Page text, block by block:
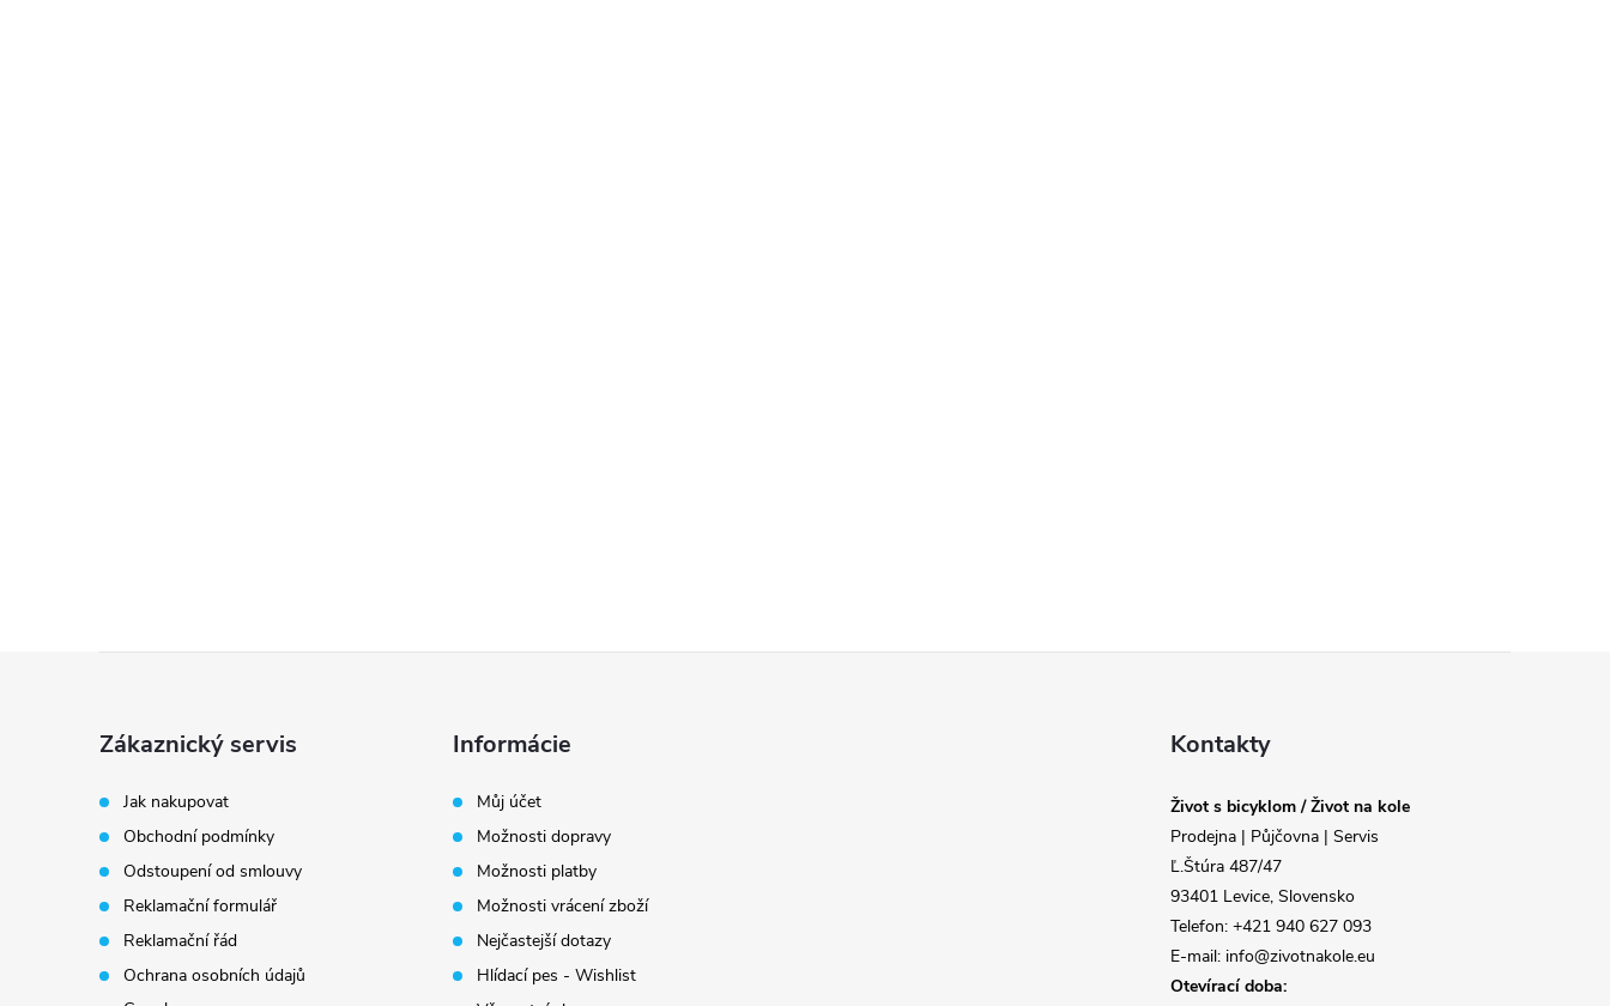
Zákaznický servis
Jak nakupovat
Obchodní podmínky
Odstoupení od smlouvy
Reklamační formulář
Reklamační řád
Ochrana osobních údajů
Informácie
Můj účet
Možnosti dopravy
Možnosti platby
Možnosti vrácení zboží
Nejčastejší dotazy
Hlídací pes - Wishlist
Kontakty
Život s bicyklom / Život na kole
Prodejna | Půjčovna | Servis
Ľ.Štúra 487/47
93401 Levice, Slovensko
Telefon: +421 940 627 093
E-mail: info@zivotnakole.eu
Otevírací doba: